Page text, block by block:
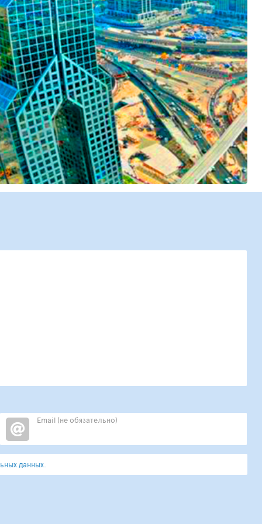
Найти туры
Отправить заявку
Email (не обязательно)
данных.